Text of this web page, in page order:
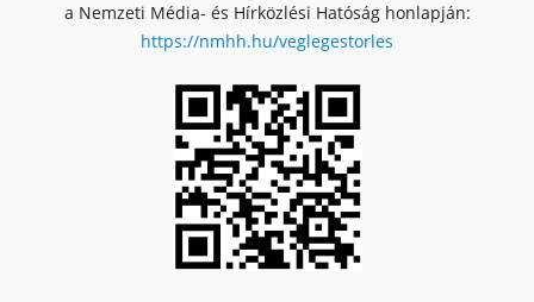
a Nemzeti Média- és Hírközlési Hatóság honlapján:
https://nmhh.hu/veglegestorles